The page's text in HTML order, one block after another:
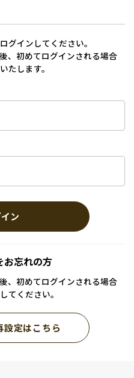
グインしてください。
、初めてログインされる場合
たします。
ン
お忘れの方
、初めてログインされる場合
てください。
設定はこちら